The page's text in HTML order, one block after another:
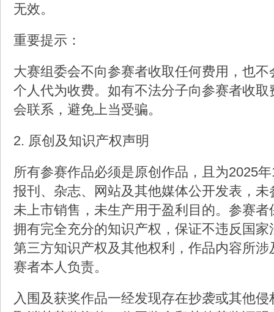
无效。
重要提示：
大赛组委会不向参赛者收取任何费用，也
个人代为收费。如有不法分子向参赛者收
会联系，避免上当受骗。
2. 原创及知识产权声明
所有参赛作品必须是原创作品，且为2025
报刊、杂志、网站及其他媒体公开发表，
未上市销售，未生产用于盈利目的。参赛
拥有完全充分的知识产权，保证不违反国
第三方知识产权及其他权利，作品内容所
赛者本人负责。
入围及获奖作品一经发现存在抄袭或其他